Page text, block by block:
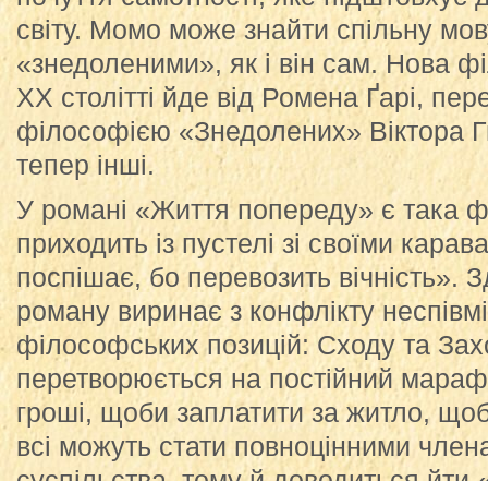
світу. Момо може знайти спільну
«знедоленими», як і він сам. Нова
ХХ столітті йде від Ромена Ґарі,
філософією «Знедолених» Віктора
тепер інші.
У романі «Життя попереду» є така
приходить із пустелі зі своїми
поспішає, бо перевозить вічність».
роману виринає з конфлікту
філософських позицій: Сходу та
перетворюється на постійний
гроші, щоби заплатити за житло,
всі можуть стати повноцінними